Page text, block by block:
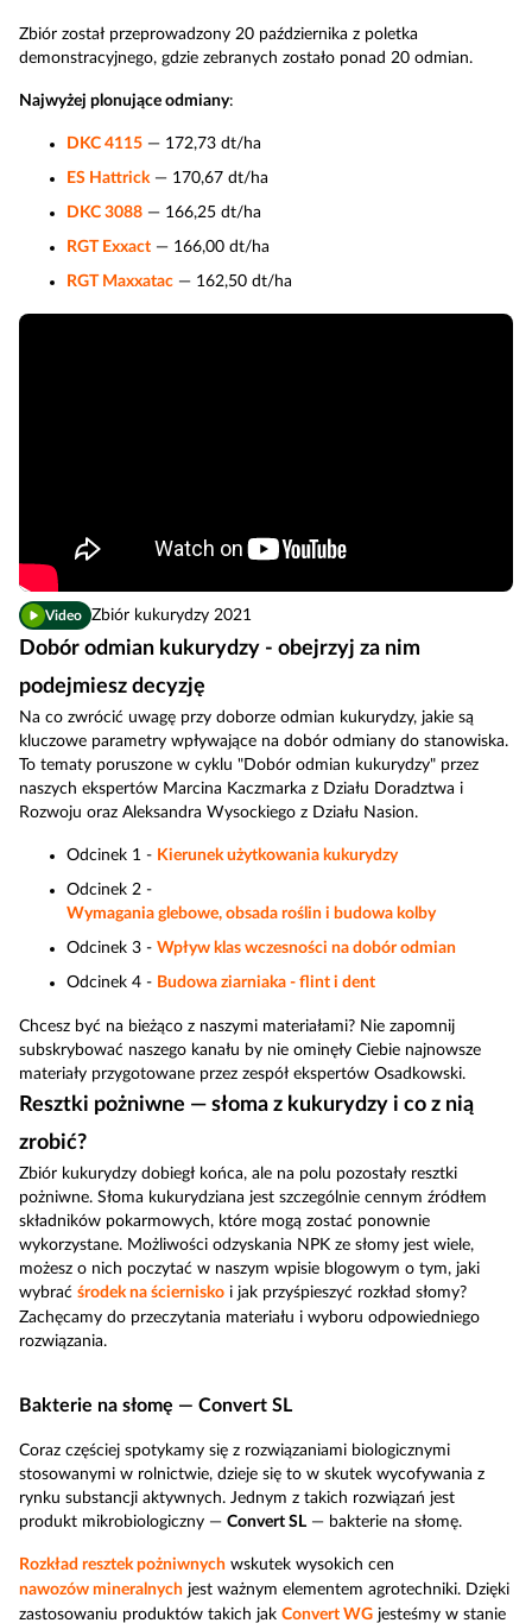
Zbiór został przeprowadzony 20 października z poletka
demonstracyjnego, gdzie zebranych zostało ponad 20 odmian.
Najwyżej plonujące odmiany:
DKC 4115 — 172,73 dt/ha
ES Hattrick — 170,67 dt/ha
DKC 3088 — 166,25 dt/ha
RGT Exxact — 166,00 dt/ha
RGT Maxxatac — 162,50 dt/ha
Video Zbiór kukurydzy 2021
Dobór odmian kukurydzy - obejrzyj za nim
podejmiesz decyzję
Na co zwrócić uwagę przy doborze odmian kukurydzy, jakie są
kluczowe parametry wpływające na dobór odmiany do stanowiska.
To tematy poruszone w cyklu "Dobór odmian kukurydzy" przez
naszych ekspertów Marcina Kaczmarka z Działu Doradztwa i
Rozwoju oraz Aleksandra Wysockiego z Działu Nasion.
Odcinek 1 - Kierunek użytkowania kukurydzy
Odcinek 2 -
Wymagania glebowe, obsada roślin i budowa kolby
Odcinek 3 - Wpływ klas wczesności na dobór odmian
Odcinek 4 - Budowa ziarniaka - flint i dent
Chcesz być na bieżąco z naszymi materiałami? Nie zapomnij
subskrybować naszego kanału by nie ominęły Ciebie najnowsze
materiały przygotowane przez zespół ekspertów Osadkowski.
Resztki pożniwne — słoma z kukurydzy i co z nią
zrobić?
Zbiór kukurydzy dobiegł końca, ale na polu pozostały resztki
pożniwne. Słoma kukurydziana jest szczególnie cennym źródłem
składników pokarmowych, które mogą zostać ponownie
wykorzystane. Możliwości odzyskania NPK ze słomy jest wiele,
możesz o nich poczytać w naszym wpisie blogowym o tym, jaki
wybrać środek na ściernisko i jak przyśpieszyć rozkład słomy?
Zachęcamy do przeczytania materiału i wyboru odpowiedniego
rozwiązania.
Bakterie na słomę — Convert SL
Coraz częściej spotykamy się z rozwiązaniami biologicznymi
stosowanymi w rolnictwie, dzieje się to w skutek wycofywania z
rynku substancji aktywnych. Jednym z takich rozwiązań jest
produkt mikrobiologiczny — Convert SL — bakterie na słomę.
Rozkład resztek pożniwnych wskutek wysokich cen
nawozów mineralnych jest ważnym elementem agrotechniki. Dzięki
zastosowaniu produktów takich jak Convert WG jesteśmy w stanie